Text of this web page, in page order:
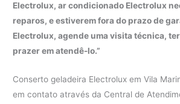
Electrolux, ar condicionado Electrolux
reparos, e estiverem fora do prazo de
Electrolux, agende uma visita técnica,
prazer em atendê-lo.”
Conserto geladeira Electrolux em Vila
em contato através da Central de